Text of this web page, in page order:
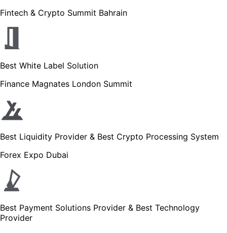
Fintech & Crypto Summit Bahrain
Best White Label Solution
Finance Magnates London Summit
Best Liquidity Provider & Best Crypto Processing System
Forex Expo Dubai
Best Payment Solutions Provider & Best Technology
Provider